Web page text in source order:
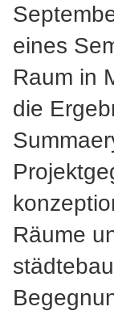
eines
Raum in
die
Räume